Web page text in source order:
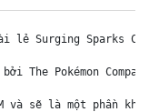
lẻ Surging Sparks
bởi The Pokémon
và sẽ là một phần